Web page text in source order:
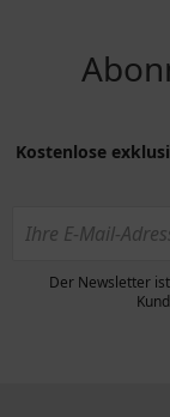
Kostenlose
Der Newsletter